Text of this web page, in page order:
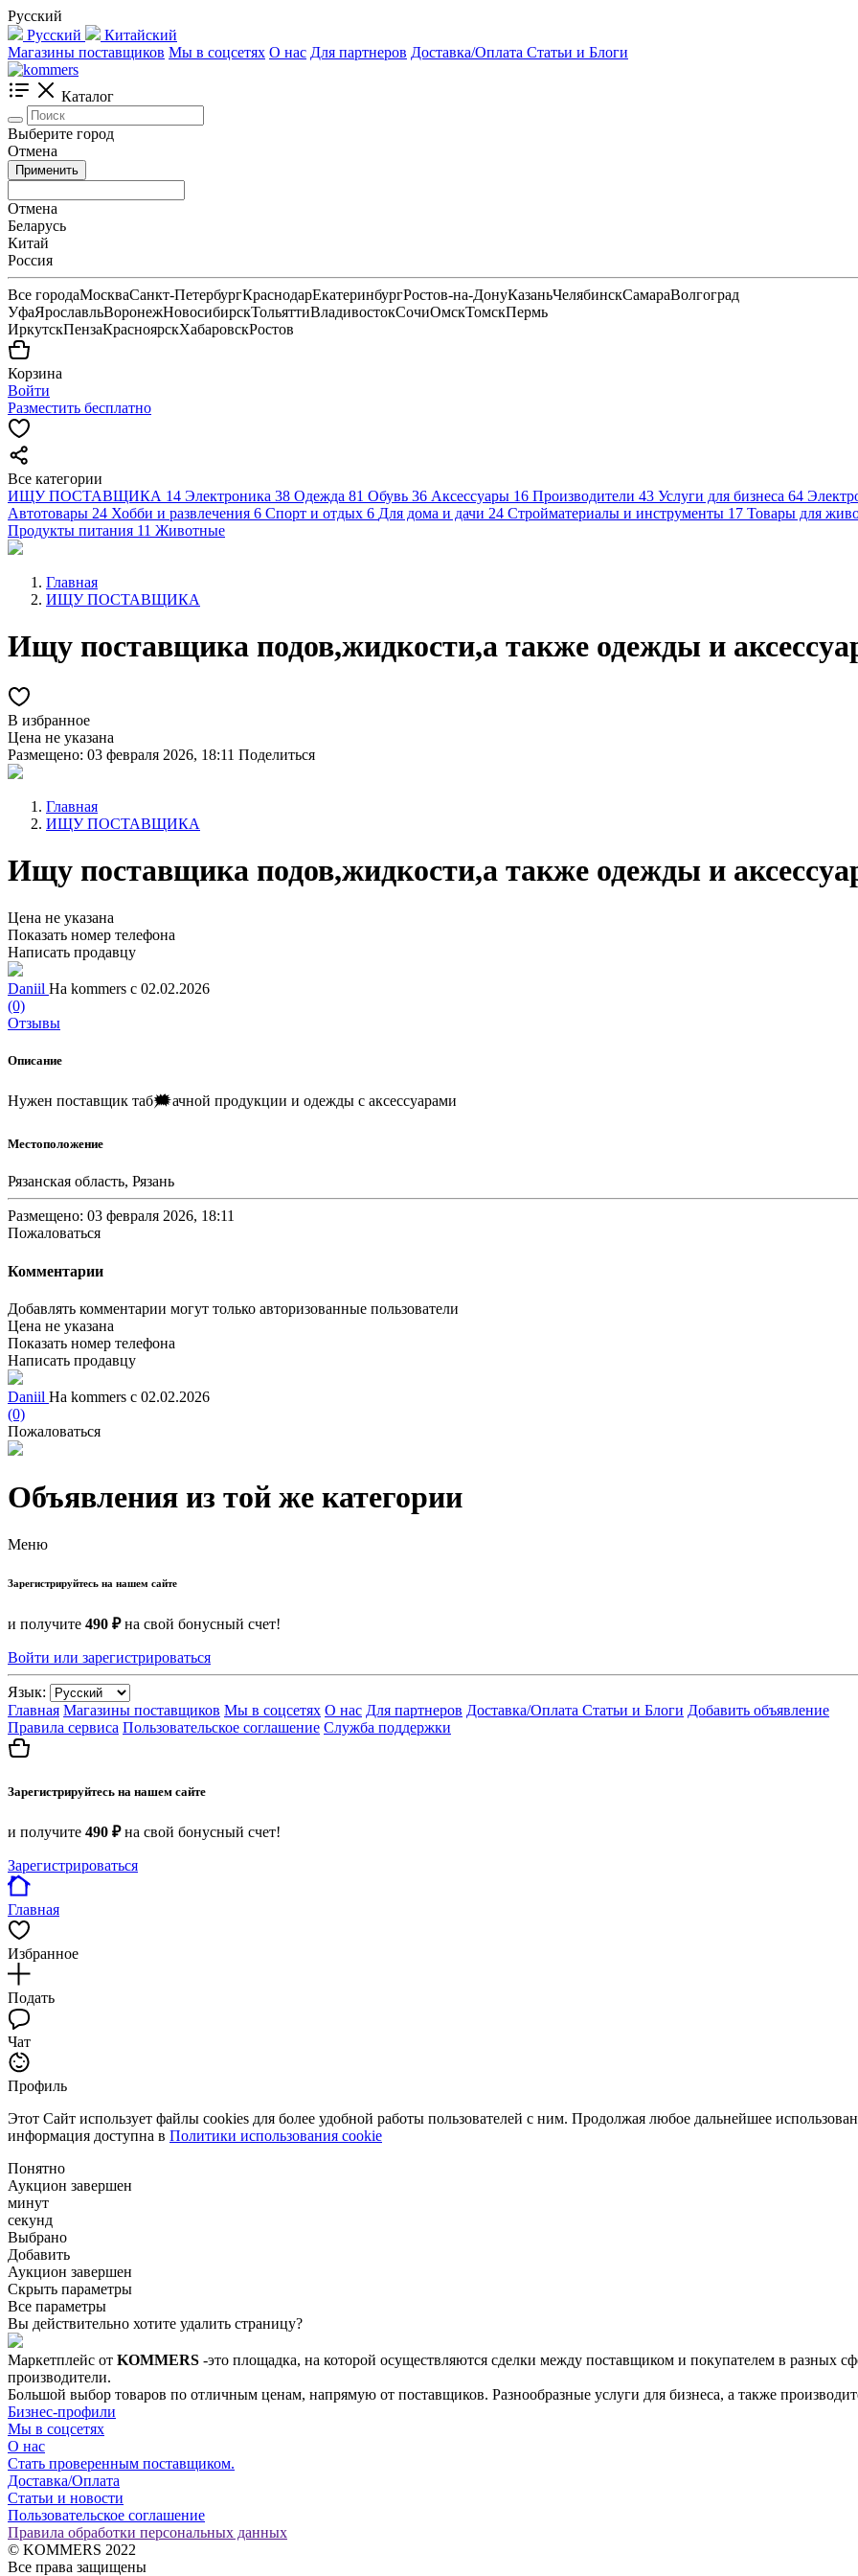
Русский
Русский
Китайский
Магазины поставщиков Мы в соцсетях О нас Для партнеров Доставка/Оплата Статьи и Блоги
Каталог
Выберите город
Отмена
Применить
Отмена
Беларусь
Китай
Россия
Все городаМоскваСанкт-ПетербургКраснодарЕкатеринбургРостов-на-ДонуКазаньЧелябинскСамараВолгоград
УфаЯрославльВоронежНовосибирскТольяттиВладивостокСочиОмскТомскПермь
ИркутскПензаКрасноярскХабаровскРостов
Корзина
Войти
Разместить бесплатно
Все категории
ИЩУ ПОСТАВЩИКА 14 Электроника 38 Одежда 81 Обувь 36 Аксессуары 16 Производители 43 Услуги для бизнеса 64
Автотовары 24 Хобби и развлечения 6 Спорт и отдых 6 Для дома и дачи 24 Стройматериалы и инструменты 17 Товары для
Продукты питания 11 Животные
Главная
ИЩУ ПОСТАВЩИКА
Ищу поставщика подов,жидкости,а также одежды и
В избранное
Цена не указана
Размещено: 03 февраля 2026, 18:11 Поделиться
Главная
ИЩУ ПОСТАВЩИКА
Ищу поставщика подов,жидкости,а также одежды и
Цена не указана
Показать номер телефона
Написать продавцу
Daniil На kommers с 02.02.2026
(0)
Отзывы
Описание
Нужен поставщик таб🗯ачной продукции и одежды с аксессуарами
Местоположение
Рязанская область, Рязань
Размещено: 03 февраля 2026, 18:11
Пожаловаться
Комментарии
Добавлять комментарии могут только авторизованные пользователи
Цена не указана
Показать номер телефона
Написать продавцу
Daniil На kommers с 02.02.2026
(0)
Пожаловаться
Объявления из той же категории
Меню
Зарегистрируйтесь на нашем сайте
и получите 490 ₽на свой бонусный счет!
Войти или зарегистрироваться
Язык:
Главная Магазины поставщиков Мы в соцсетях О нас Для партнеров Доставка/Оплата Статьи и Блоги Добавить объявление
Правила сервиса Пользовательское соглашение Служба поддержки
Зарегистрируйтесь на нашем сайте
и получите 490 ₽на свой бонусный счет!
Зарегистрироваться
Главная
Избранное
Подать
Чат
Профиль
Этот Сайт использует файлы cookies для более удобной работы пользователей с ним. Продолжая любое дальнейшее
информация доступна в Политики использования cookie
Понятно
Аукцион завершен
минут
секунд
Выбрано
Добавить
Аукцион завершен
Скрыть параметры
Все параметры
Вы действительно хотите удалить страницу?
Маркетплейс от KOMMERS -это площадка, на которой осуществляются сделки между поставщиком и покупателем в разных
производители.
Большой выбор товаров по отличным ценам, напрямую от поставщиков. Разнообразные услуги для бизнеса, а также
Бизнес-профили
Мы в соцсетях
О нас
Стать проверенным поставщиком.
Доставка/Оплата
Статьи и новости
Пользовательское соглашение
Правила обработки персональных данных
© KOMMERS 2022
Все права защищены